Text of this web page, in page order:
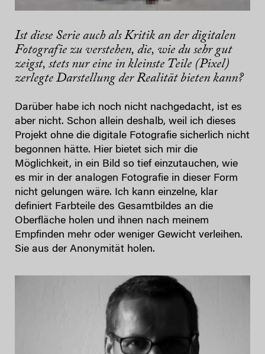
Ist diese Serie auch als Kritik an der digitalen
Fotografie zu verstehen, die, wie du sehr gut
zeigst, stets nur eine in kleinste Teile (Pixel)
zerlegte Darstellung der Realität bieten kann?
Darüber habe ich noch nicht nachgedacht, ist es
aber nicht. Schon allein deshalb, weil ich dieses
Projekt ohne die digitale Fotografie sicherlich nicht
begonnen hätte. Hier bietet sich mir die
Möglichkeit, in ein Bild so tief einzutauchen, wie
es mir in der analogen Fotografie in dieser Form
nicht gelungen wäre. Ich kann einzelne, klar
definiert Farbteile des Gesamtbildes an die
Oberfläche holen und ihnen nach meinem
Empfinden mehr oder weniger Gewicht verleihen.
Sie aus der Anonymität holen.